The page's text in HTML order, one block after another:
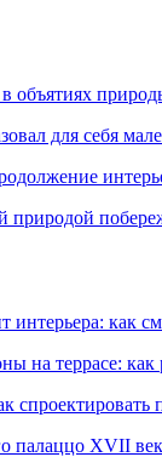
объятиях
для себя
природой
интерьера: как
на террасе: как
спроектировать
палаццо XVII